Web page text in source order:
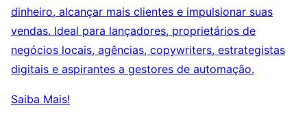
dinheiro, alcançar mais clientes e impulsionar suas
vendas. Ideal para lançadores, proprietários de
negócios locais, agências, copywriters, estrategistas
digitais e aspirantes a gestores de automação.
Saiba Mais!